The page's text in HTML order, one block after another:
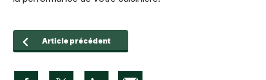
Article précédent